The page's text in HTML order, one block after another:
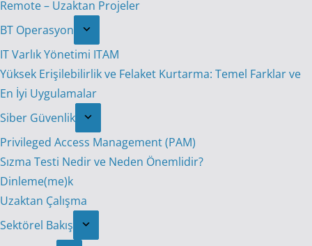
Remote – Uzaktan Projeler
BT Operasyon
IT Varlık Yönetimi ITAM
Yüksek Erişilebilirlik ve Felaket Kurtarma: Temel Farklar ve
En İyi Uygulamalar
Siber Güvenlik
Privileged Access Management (PAM)
Sızma Testi Nedir ve Neden Önemlidir?
Dinleme(me)k
Uzaktan Çalışma
Sektörel Bakış